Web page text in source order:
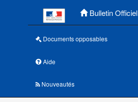
Bulletin Officiel
Documents opposables
Aide
Nouveautés